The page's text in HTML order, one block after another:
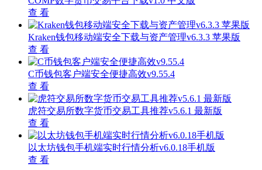
查 看
Kraken钱包移动端安全下载与资产管理v6.3.3 苹果版
查 看
C币钱包客户端安全便捷高效v9.55.4
查 看
虎符交易所数字货币交易工具推荐v5.6.1 最新版
查 看
以太坊钱包手机端实时行情分析v6.0.18手机版
查 看